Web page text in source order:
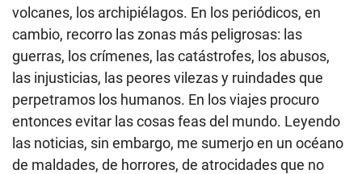
volcanes, los archipiélagos. En los periódicos, en
cambio, recorro las zonas más peligrosas: las
guerras, los crímenes, las catástrofes, los abusos,
las injusticias, las peores vilezas y ruindades que
perpetramos los humanos. En los viajes procuro
entonces evitar las cosas feas del mundo. Leyendo
las noticias, sin embargo, me sumerjo en un océano
de maldades, de horrores, de atrocidades que no